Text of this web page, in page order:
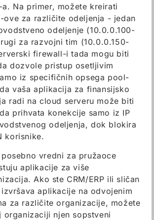
Na primer, možete kreirati
ove za različite odeljenja - jedan
odeljenje (10.0.0.100-
za razvojni tim (10.0.0.150-
firewall-i tada mogu biti
dozvole pristup osetljivim
iz specifičnih opsega pool-
vaša aplikacija za finansijsko
radi na cloud serveru može biti
prihvata konekcije samo iz IP
odeljenja, dok blokira
korisnike.
vredni za pružaoce
aplikacije za više
Ako ste CRM/ERP ili sličan
aplikacije na odvojenim
za različite organizacije, možete
njen sopstveni